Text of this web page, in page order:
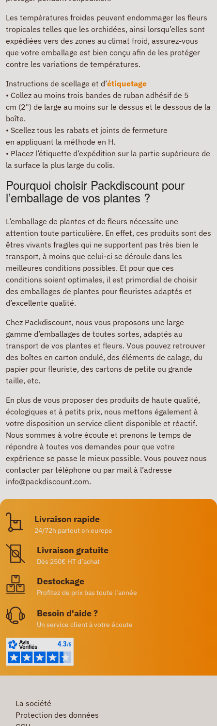
Les températures froides peuvent endommager les fleurs
tropicales telles que les orchidées, ainsi lorsqu’elles sont
expédiées vers des zones au climat froid, assurez-vous
que votre emballage est bien conçu afin de les protéger
contre les variations de températures.
Instructions de scellage et d’étiquetage
• Collez au moins trois bandes de ruban adhésif de 5
cm (2") de large au moins sur le dessus et le dessous de la
boîte.
• Scellez tous les rabats et joints de fermeture
en appliquant la méthode en H.
• Placez l’étiquette d’expédition sur la partie supérieure de
la surface la plus large du colis.
Pourquoi choisir Packdiscount pour
l’emballage de vos plantes ?
L’emballage de plantes et de fleurs nécessite une
attention toute particulière. En effet, ces produits sont des
êtres vivants fragiles qui ne supportent pas très bien le
transport, à moins que celui-ci se déroule dans les
meilleures conditions possibles. Et pour que ces
conditions soient optimales, il est primordial de choisir
des emballages de plantes pour fleuristes adaptés et
d’excellente qualité.
Chez Packdiscount, nous vous proposons une large
gamme d’emballages de toutes sortes, adaptés au
transport de vos plantes et fleurs. Vous pouvez retrouver
des boîtes en carton ondulé, des éléments de calage, du
papier pour fleuriste, des cartons de petite ou grande
taille, etc.
En plus de vous proposer des produits de haute qualité,
écologiques et à petits prix, nous mettons également à
votre disposition un service client disponible et réactif.
Nous sommes à votre écoute et prenons le temps de
répondre à toutes vos demandes pour que votre
expérience se passe le mieux possible. Vous pouvez nous
contacter par téléphone ou par mail à l’adresse
info@packdiscount.com.
Livraison rapide
24/72h partout en europe
Livraison gratuite
Dès 250€ HT d’achat
Destockage
Profitez de prix bas toute l’année
Besoin d'aide ?
Un service client à votre écoute
La société
Protection des données